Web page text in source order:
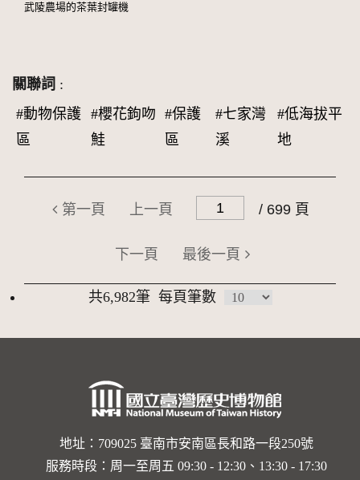
武陵農場的茶葉封罐機
關聯詞 :
#動物保護
區
#櫻花鉤吻
鮭
#保護
區
#七家灣
溪
#低海拔平
地
第一頁 上一頁 / 699 頁
下一頁 最後一頁
共6,982筆 每頁筆數
地址：709025 臺南市安南區長和路一段250號
服務時段：周一至周五 09:30 - 12:30、13:30 - 17:30